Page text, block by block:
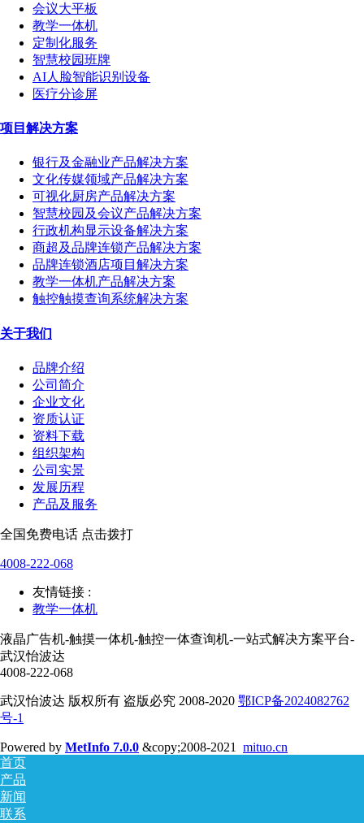
会议大平板
教学一体机
定制化服务
智慧校园班牌
AI人脸智能识别设备
医疗分诊屏
项目解决方案
银行及金融业产品解决方案
文化传媒领域产品解决方案
可视化厨房产品解决方案
智慧校园及会议产品解决方案
行政机构显示设备解决方案
商超及品牌连锁产品解决方案
品牌连锁酒店项目解决方案
教学一体机产品解决方案
触控触摸查询系统解决方案
关于我们
品牌介绍
公司简介
企业文化
资质认证
资料下载
组织架构
公司实景
发展历程
产品及服务
全国免费电话 点击拨打
4008-222-068
友情链接 :
教学一体机
液晶广告机-触摸一体机-触控一体查询机-一站式解决方案平台-
武汉怡波达
4008-222-068
武汉怡波达 版权所有 盗版必究 2008-2020 鄂ICP备2024082762
号-1
Powered by MetInfo 7.0.0 &copy;2008-2021 mituo.cn
首页
产品
新闻
联系